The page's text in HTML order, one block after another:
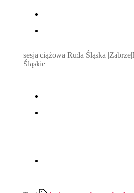
sesja ciążowa Ruda Śląska
Śląskie